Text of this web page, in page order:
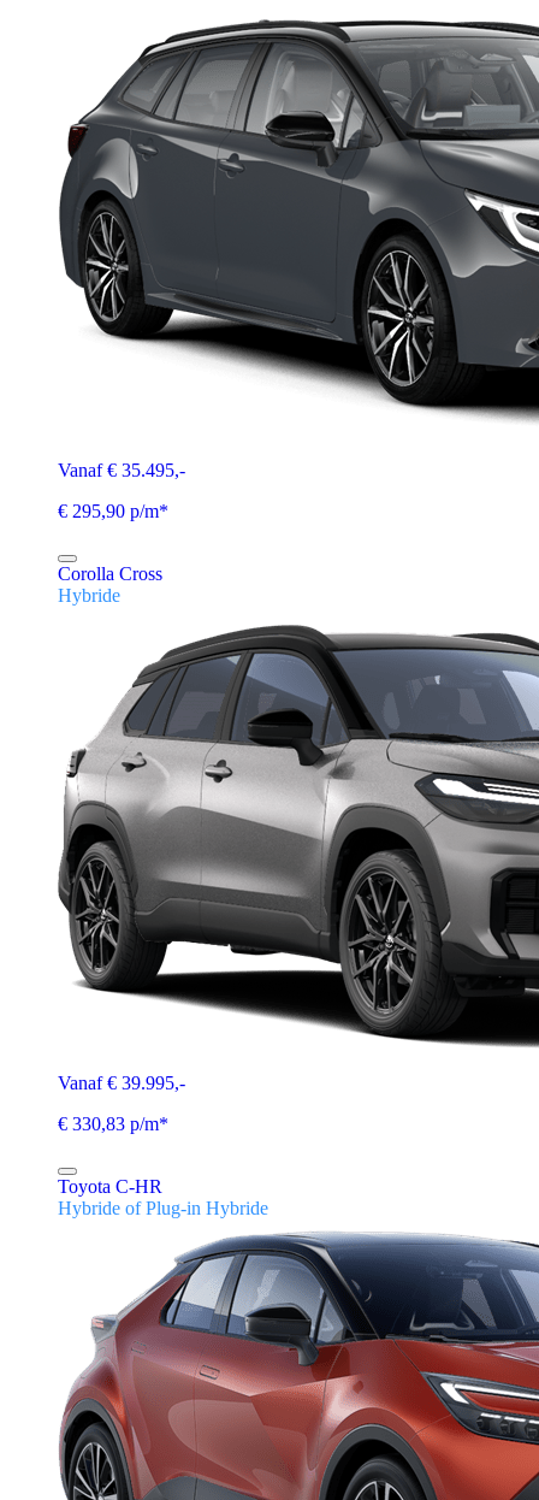
Vanaf € 35.495,-
€ 295,90 p/m*
Corolla Cross
Hybride
Vanaf € 39.995,-
€ 330,83 p/m*
Toyota C-HR
Hybride of Plug-in Hybride